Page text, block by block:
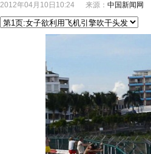
2012年04月10日10:24 来源： 中国新闻网